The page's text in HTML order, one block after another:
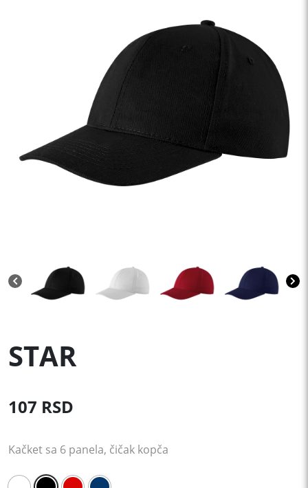
STAR
107 RSD
Kačket sa 6 panela, čičak kopča